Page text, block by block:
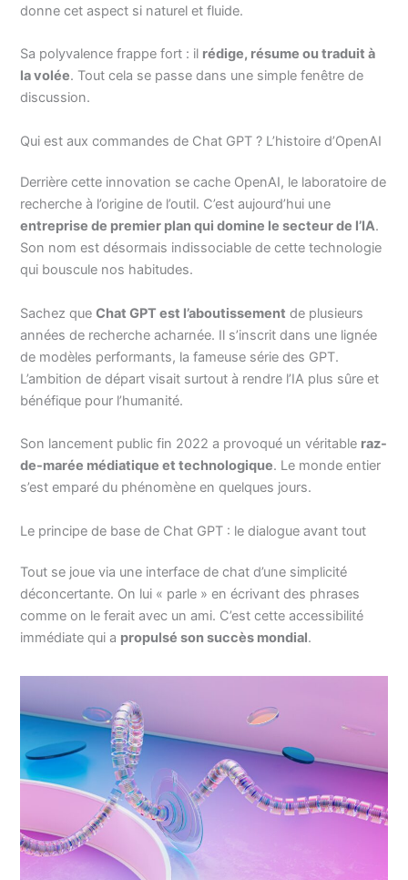
donne cet aspect si naturel et fluide.
Sa polyvalence frappe fort : il rédige, résume ou traduit à
la volée. Tout cela se passe dans une simple fenêtre de
discussion.
Qui est aux commandes de Chat GPT ? L’histoire d’OpenAI
Derrière cette innovation se cache OpenAI, le laboratoire de
recherche à l’origine de l’outil. C’est aujourd’hui une
entreprise de premier plan qui domine le secteur de l’IA.
Son nom est désormais indissociable de cette technologie
qui bouscule nos habitudes.
Sachez queChat GPT est l’aboutissement de plusieurs
années de recherche acharnée. Il s’inscrit dans une lignée
de modèles performants, la fameuse série des GPT.
L’ambition de départ visait surtout à rendre l’IA plus sûre et
bénéfique pour l’humanité.
Son lancement public fin 2022 a provoqué un véritable raz-
de-marée médiatique et technologique. Le monde entier
s’est emparé du phénomène en quelques jours.
Le principe de base de Chat GPT : le dialogue avant tout
Tout se joue via une interface de chat d’une simplicité
déconcertante. On lui « parle » en écrivant des phrases
comme on le ferait avec un ami. C’est cette accessibilité
immédiate qui a propulsé son succès mondial.